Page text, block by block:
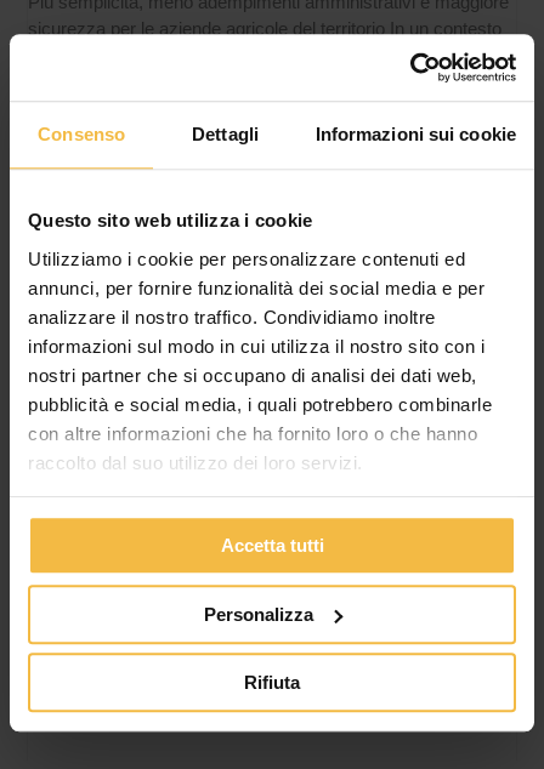
Consenso Dettagli Informazioni sui cookie
Questo sito web utilizza i cookie
Utilizziamo i cookie per personalizzare contenuti ed
annunci, per fornire funzionalità dei social media e per
analizzare il nostro traffico. Condividiamo inoltre
informazioni sul modo in cui utilizza il nostro sito con i
nostri partner che si occupano di analisi dei dati web,
pubblicità e social media, i quali potrebbero combinarle
con altre informazioni che ha fornito loro o che hanno
raccolto dal suo utilizzo dei loro servizi.
Accetta tutti
Personalizza
Rifiuta
sicurezza per le aziende agricole del territorio In un contesto
agricolo sempre più orientato all’innovazione e alla conformità
IL CONSORZIO AGRARIO DI CREMONA
APPROVA IL BILANCIO 2025: CRESCE IL
FATTURATO, MIGLIORANO REDDITIVITÀ E
SOLIDITÀ PATRIMONIALE
L’Assemblea dei Soci conferma la fiducia nel percorso di
sviluppo del Consorzio. Valore della produzione a oltre 340
milioni di euro, utile netto a 674